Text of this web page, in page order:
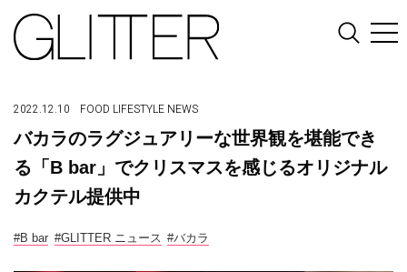
2022.12.10 FOOD LIFESTYLE NEWS
バカラのラグジュアリーな世界観を堪能でき
る「B bar」でクリスマスを感じるオリジナル
カクテル提供中
#B bar #GLITTER ニュース #バカラ